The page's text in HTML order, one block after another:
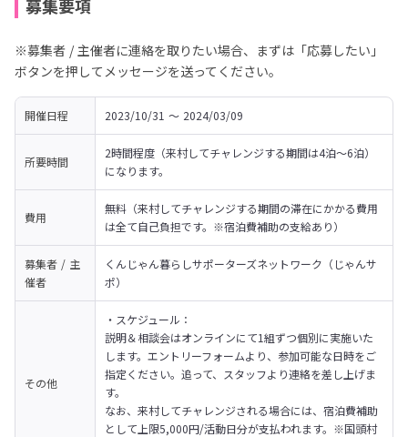
募集要項
※募集者 / 主催者に連絡を取りたい場合、まずは「応募したい」
ボタンを押してメッセージを送ってください。
開催日程 2023/10/31 〜 2024/03/09
所要時間
2時間程度（来村してチャレンジする期間は4泊～6泊）
になります。
費用
無料（来村してチャレンジする期間の滞在にかかる費用
は全て自己負担です。※宿泊費補助の支給あり）
募集者 / 主
催者
くんじゃん暮らしサポーターズネットワーク（じゃんサ
ポ）
その他
・スケジュール：
説明＆相談会はオンラインにて1組ずつ個別に実施いた
します。エントリーフォームより、参加可能な日時をご
指定ください。追って、スタッフより連絡を差し上げま
す。
なお、来村してチャレンジされる場合には、宿泊費補助
として上限5,000円/活動日分が支払われます。※国頭村